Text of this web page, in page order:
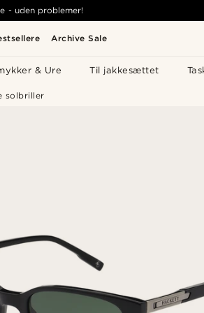
Archive Sale
& Ure Til jakkesættet
- uden problemer!
solbriller